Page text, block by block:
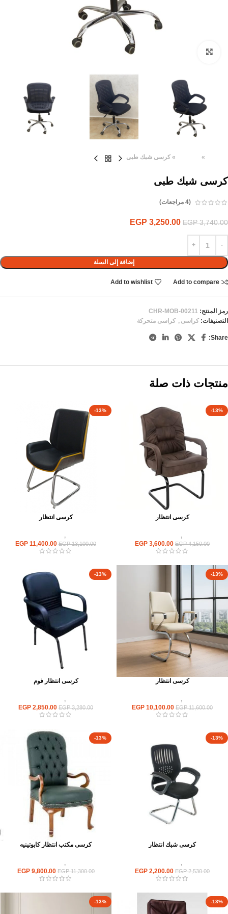
»
» كرسى شبك طبى
كرسى شبك طبى
(
4 مراجعات)
EGP3,740.00
EGP 3,250.00
إضافة إلى السلة
Add to compare
Add to wishlist
رمز المنتج: CHR-MOB-00211
التصنيفات: كراسى , كراسى متحركة
Share:
منتجات ذات صلة
-13%
كرسى انتظار
,
EGP4,150.00
EGP 3,600.00
-13%
كرسى انتظار
,
EGP13,100.00
EGP 11,400.00
-13%
كرسى انتظار
,
EGP11,600.00
EGP 10,100.00
-13%
كرسى انتظار فوم
,
EGP3,280.00
EGP 2,850.00
-13%
كرسى شبك انتظار
,
EGP2,530.00
EGP 2,200.00
-13%
كرسى مكتب انتظار كابوتينيه
,
EGP11,300.00
EGP9,800.00
-13%
-13%